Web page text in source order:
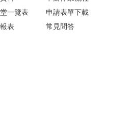
一覽表
表
申請表單下載
常見問答